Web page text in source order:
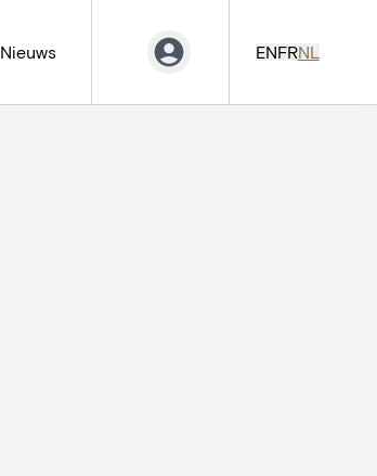
Nieuws ENFRNL